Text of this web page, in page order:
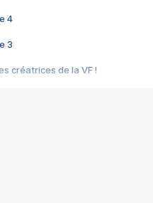
4
3
créatrices de la VF !